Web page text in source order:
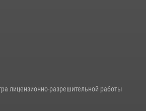
лицензионно-разрешительной работы